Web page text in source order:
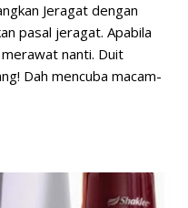
Jeragat dengan
pasal jeragat. Apabila
nanti. Duit
Dah mencuba macam-